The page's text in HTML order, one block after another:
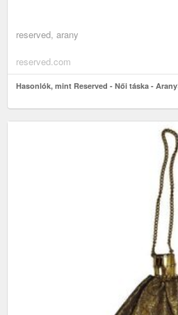
reserved, arany
reserved.com
Hasonlók, mint Reserved - Női táska - Arany